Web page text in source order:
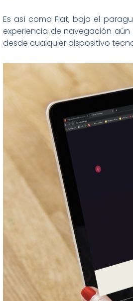
Es así como Fiat, bajo el
experiencia de navegación
desde cualquier dispositivo